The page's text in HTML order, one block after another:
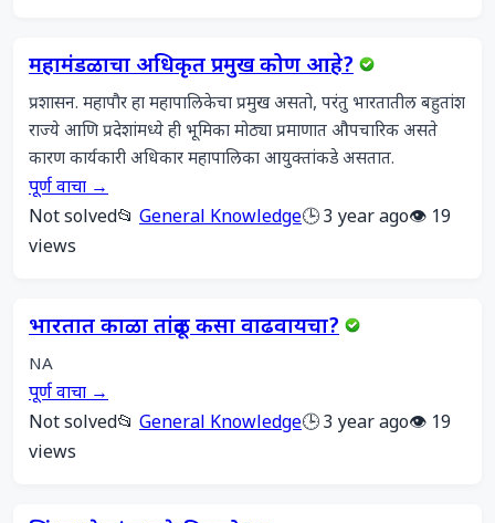
महामंडळाचा अधिकृत प्रमुख कोण आहे?
प्रशासन. महापौर हा महापालिकेचा प्रमुख असतो, परंतु भारतातील बहुतांश
राज्ये आणि प्रदेशांमध्ये ही भूमिका मोठ्या प्रमाणात औपचारिक असते
कारण कार्यकारी अधिकार महापालिका आयुक्तांकडे असतात.
पूर्ण वाचा →
Not solved📂 General Knowledge🕒 3 year ago👁️ 19
views
भारतात काळा तांदूळ कसा वाढवायचा?
NA
पूर्ण वाचा →
Not solved📂 General Knowledge🕒 3 year ago👁️ 19
views